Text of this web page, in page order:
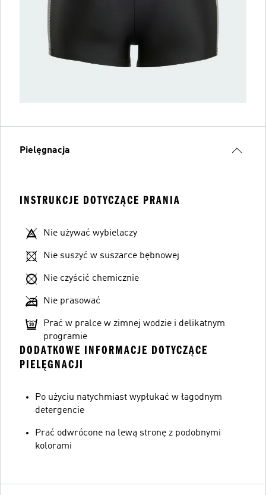
Pielęgnacja
INSTRUKCJE DOTYCZĄCE PRANIA
Nie używać wybielaczy
Nie suszyć w suszarce bębnowej
Nie czyścić chemicznie
Nie prasować
Prać w pralce w zimnej wodzie i delikatnym
programie
DODATKOWE INFORMACJE DOTYCZĄCE
PIELĘGNACJI
Po użyciu natychmiast wypłukać w łagodnym
detergencie
Prać odwrócone na lewą stronę z podobnymi
kolorami